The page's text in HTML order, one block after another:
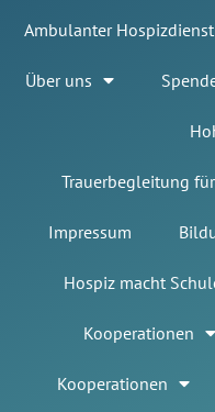
Ambulanter
Über uns
Trauerbegleitung
Impressum
Hospiz macht
Kooperationen
Kooperationen